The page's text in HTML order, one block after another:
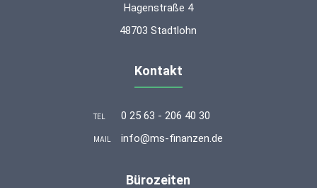
Hagenstraße 4
48703 Stadtlohn
Kontakt
TEL 0 25 63 - 206 40 30
MAIL info@ms-finanzen.de
Bürozeiten